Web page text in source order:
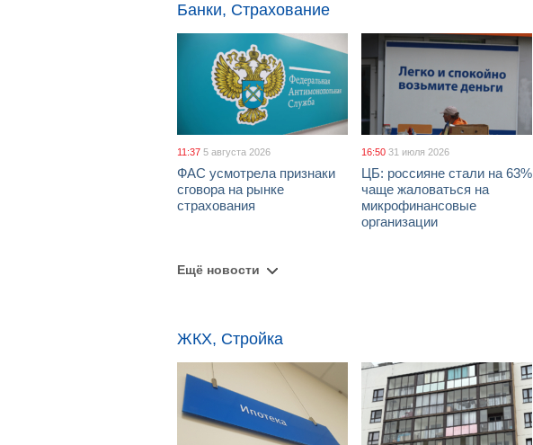
Банки, Страхование
11:37 5 августа 2026
ФАС усмотрела признаки
сговора на рынке
страхования
16:50 31 июля 2026
ЦБ: россияне стали на 63%
чаще жаловаться на
микрофинансовые
организации
Ещё новости
ЖКХ, Стройка